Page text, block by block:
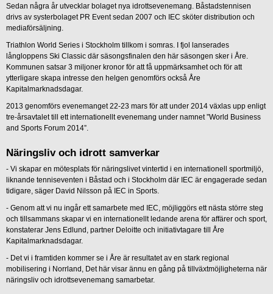
Sedan några år utvecklar bolaget nya idrottsevenemang. Båstadstennisen
drivs av systerbolaget PR Event sedan 2007 och IEC sköter distribution och
mediaförsäljning.
Triathlon World Series i Stockholm tillkom i somras. I fjol lanserades
långloppens Ski Classic där säsongsfinalen den här säsongen sker i Åre.
Kommunen satsar 3 miljoner kronor för att få uppmärksamhet och för att
ytterligare skapa intresse den helgen genomförs också Åre
Kapitalmarknadsdagar.
2013 genomförs evenemanget 22-23 mars för att under 2014 växlas upp enligt
tre-årsavtalet till ett internationellt evenemang under namnet ”World Business
and Sports Forum 2014”.
Näringsliv och idrott samverkar
- Vi skapar en mötesplats för näringslivet vintertid i en internationell sportmiljö,
liknande tenniseventen i Båstad och i Stockholm där IEC är engagerade sedan
tidigare, säger David Nilsson på IEC in Sports.
- Genom att vi nu ingår ett samarbete med IEC, möjliggörs ett nästa större steg
och tillsammans skapar vi en internationellt ledande arena för affärer och sport,
konstaterar Jens Edlund, partner Deloitte och initiativtagare till Åre
Kapitalmarknadsdagar.
- Det vi i framtiden kommer se i Åre är resultatet av en stark regional
mobilisering i Norrland, Det här visar ännu en gång på tillväxtmöjligheterna när
näringsliv och idrottsevenemang samarbetar.